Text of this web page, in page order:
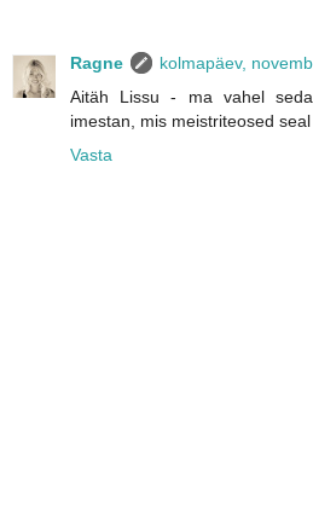
Ragne
kolmapäev,
Aitäh Lissu - ma vahel
imestan, mis meistriteosed
Vasta